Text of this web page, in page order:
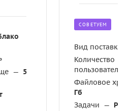
— 5
CОВЕТУЕМ
Вид поставки
Количество
пользователей
Файловое
Гб
Задачи —